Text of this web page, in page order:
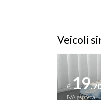
Veicoli
Vedi dettagli
€19
IVA esposta